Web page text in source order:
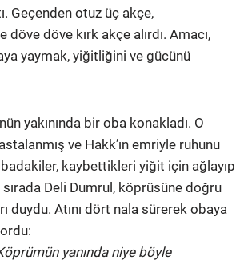
Geçenden otuz üç akçe,
döve kırk akçe alırdı. Amacı,
yaymak, yiğitliğini ve gücünü
yakınında bir oba konakladı. O
ve Hakk’ın emriyle ruhunu
kaybettikleri yiğit için ağlayıp
Deli Dumrul, köprüsüne doğru
duydu. Atını dört nala sürerek obaya
yanında niye böyle